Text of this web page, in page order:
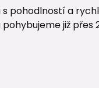
pohodlností a
již